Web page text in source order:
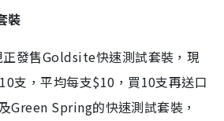
裝
發售Goldsite快速測試套裝，現
支，平均每支$10，買10支再送口
Green Spring的快速測試套裝，